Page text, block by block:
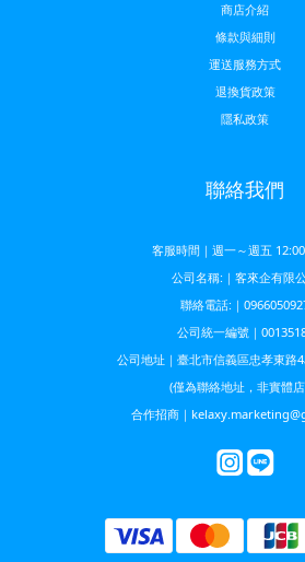
商店介紹
條款與細則
運送服務方式
退換貨政策
隱私政策
聯絡我們
客服時間｜週一～週五
公司名稱:｜客來企有限
聯絡電話:｜
公司統一編號｜
公司地址｜臺北市信義區忠孝東路
(僅為聯絡地址，非實體
合作招商｜